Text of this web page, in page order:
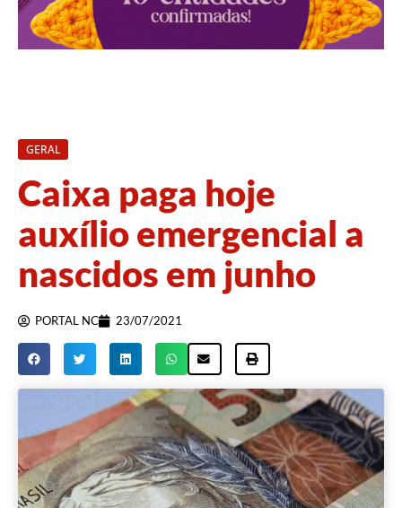
GERAL
Caixa paga hoje
auxílio emergencial a
nascidos em junho
PORTAL NC 23/07/2021